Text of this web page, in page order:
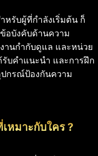
หรับผู้ที่กำลังเริ่มต้น ก็
อบังคับด้านความ
นกำกับดูแล และหน่วย
รับคำแนะนำ และการฝึก
ปกรณ์ป้องกันความ
หมาะกับใคร ?